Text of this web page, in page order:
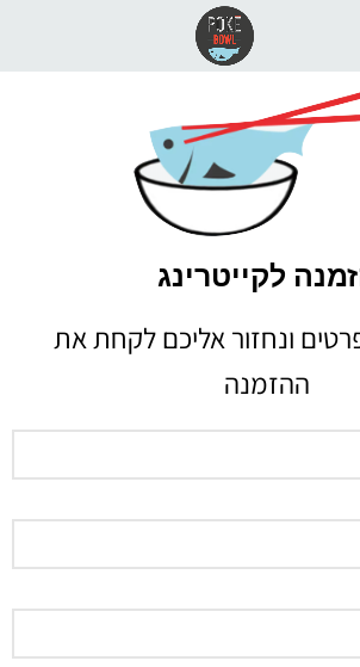
לקייטרינג
ונחזור אליכם לקחת את
ההזמנה